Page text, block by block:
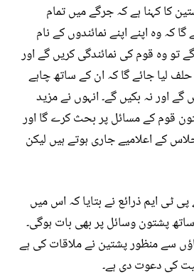
کا کہنا ہے کہ جرگے میں تمام
کہ وہ اپنے اپنے نمائندوں کے نام
تو وہ قوم کی نمائندگی کریں گے اور
لیا جائے گا کہ ان کے ساتھ چاہے
اور نہ بکیں گے۔ انہوں نے مزید
قوم کے مسائل پر بحث کرے گا اور
کے اعلامیے جاری ہوتے ہیں لیکن
پی ٹی ایم ذرائع نے بتایا کہ اس میں
پشتون وسائل پر بھی بات ہوگی۔
سے منظور پشتین نے ملاقات کی ہے
کی دعوت دی ہے۔